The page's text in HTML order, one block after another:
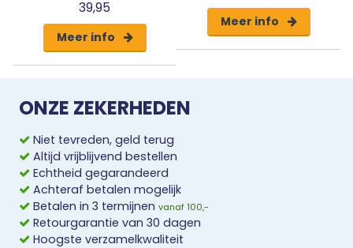
39,95
Meer info
Meer info
ONZE ZEKERHEDEN
Niet tevreden, geld terug
Altijd vrijblijvend bestellen
Echtheid gegarandeerd
Achteraf betalen mogelijk
Betalen in 3 termijnen vanaf 100,-
Retourgarantie van 30 dagen
Hoogste verzamelkwaliteit